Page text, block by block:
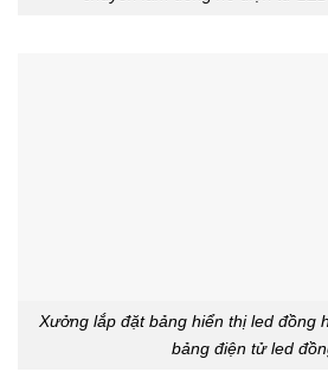
Xưởng lắp đặt bảng hiển thị led đồng
bảng điện tử led